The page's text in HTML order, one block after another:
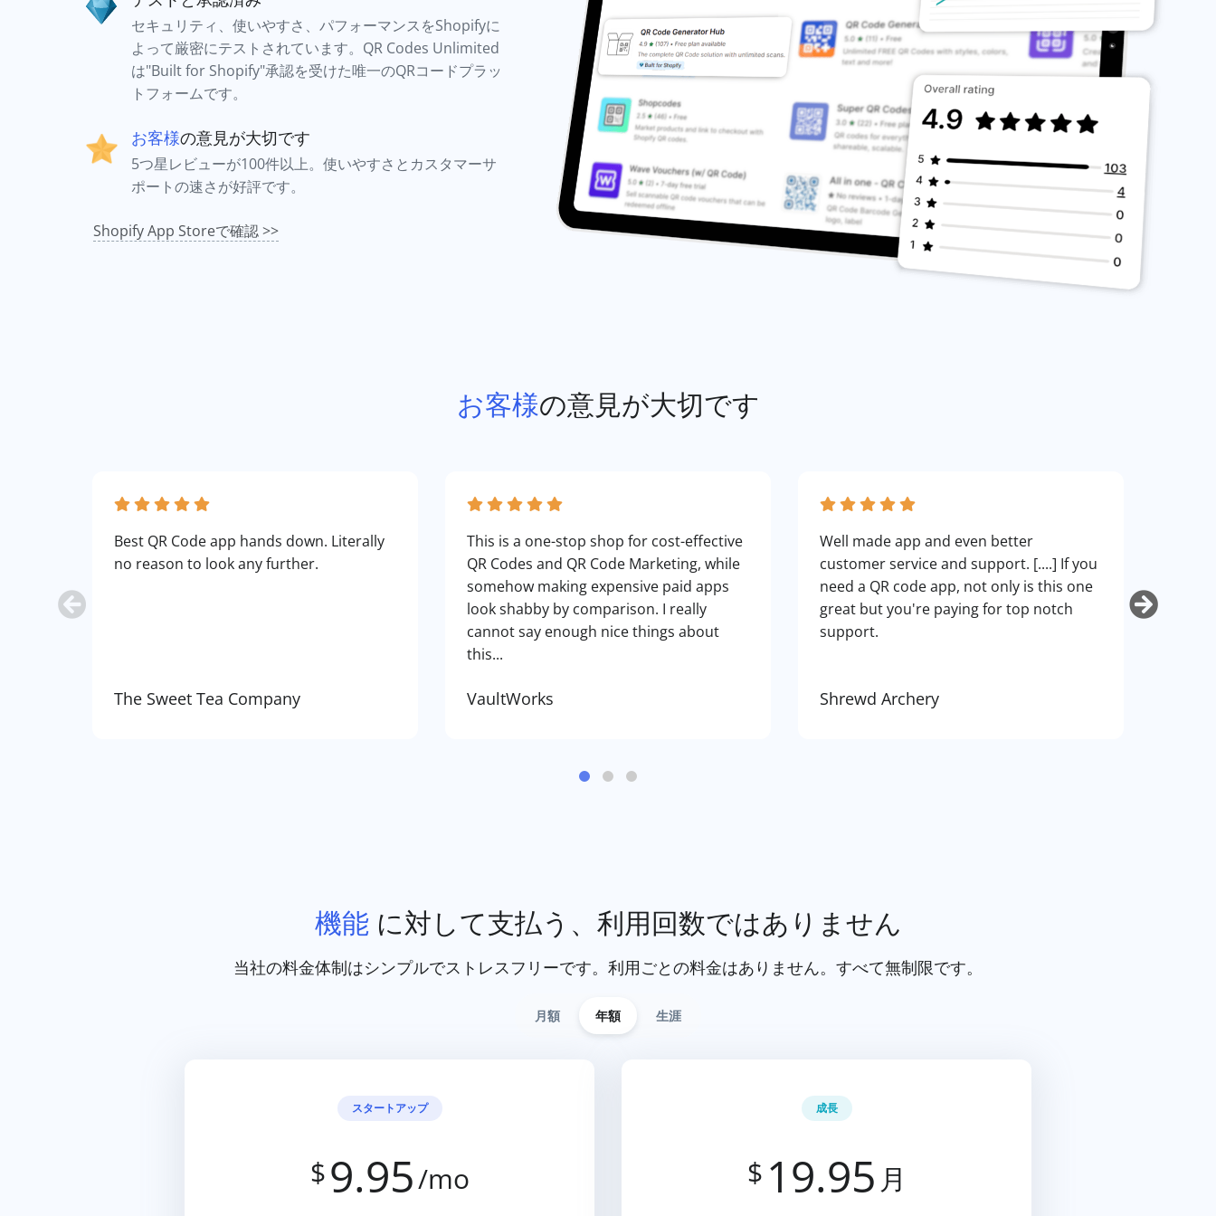
セキュリティ、使いやすさ、パフォーマンスをShopifyに
よって厳密にテストされています。QR Codes Unlimited
は"Built for Shopify"承認を受けた唯一のQRコードプラッ
トフォームです。
お客様の意見が大切です
5つ星レビューが100件以上。使いやすさとカスタマーサ
ポートの速さが好評です。
Shopify App Storeで確認 >>
お客様の意見が大切です
Best QR Code app hands down. Literally
no reason to look any further.
The Sweet Tea Company
This is a one-stop shop for cost-effective
QR Codes and QR Code Marketing, while
somehow making expensive paid apps
look shabby by comparison. I really
cannot say enough nice things about
this...
VaultWorks
Well made app and even better
customer service and support. [....] If you
need a QR code app, not only is this one
great but you're paying for top notch
support.
Shrewd Archery
機能に対して支払う、利用回数ではありません
当社の料金体制はシンプルでストレスフリーです。利用ごとの料金はありません。すべて無制限です。
月額 年額 生涯
スタートアップ
$9.95/mo
成長
$ 19.95 月